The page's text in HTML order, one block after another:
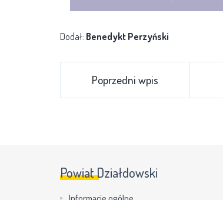
Dodał: Benedykt Perzyński
Poprzedni wpis
Powiat Działdowski